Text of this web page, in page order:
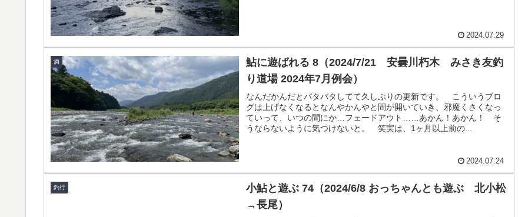
2024.07.29
酒
鮎に遊ばれる 8（2024/7/21 安曇川朽木 みさき友釣
り道場 2024年7月例会）
なんだかんだとバタバタしてて久しぶりの更新です。 こういうブロ
グは上げなくなるとなんやかんやと間が開いていき、邪魔くさくなっ
ていって、いつの間にか…フェードアウト……あかん！あかん！ そ
うならないように気つけないと。 笑実は、1ヶ月以上前の...
2024.07.24
釣行
小鮎と遊ぶ 74（2024/6/8 おっちゃんとも遊ぶ 北小松
→長尾）